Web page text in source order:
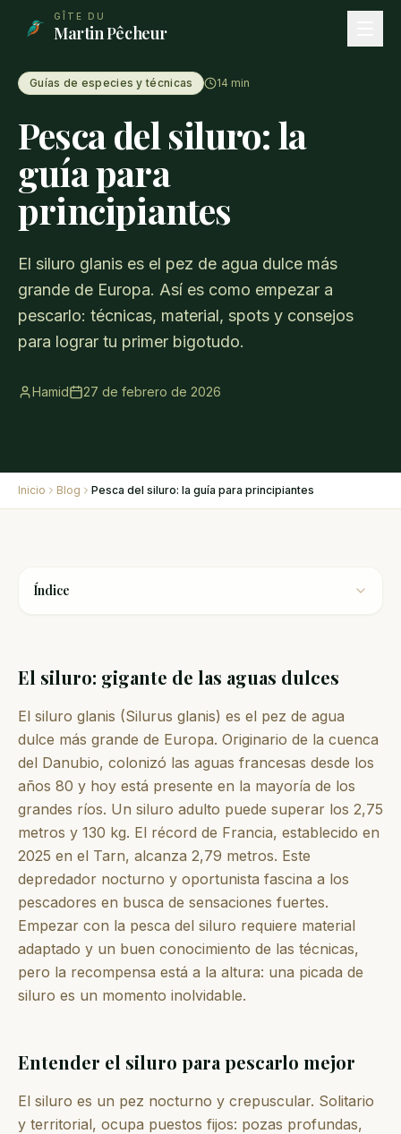
Aller au contenu principal
GÎTE DU
Martin Pêcheur
Guías de especies y técnicas 14 min
Pesca del siluro: la
guía para
principiantes
El siluro glanis es el pez de agua dulce más
grande de Europa. Así es como empezar a
pescarlo: técnicas, material, spots y consejos
para lograr tu primer bigotudo.
Hamid 27 de febrero de 2026
Inicio Blog Pesca del siluro: la guía para principiantes
Índice
El siluro: gigante de las aguas dulces
El siluro glanis (Silurus glanis) es el pez de agua
dulce más grande de Europa. Originario de la cuenca
del Danubio, colonizó las aguas francesas desde los
años 80 y hoy está presente en la mayoría de los
grandes ríos. Un siluro adulto puede superar los 2,75
metros y 130 kg. El récord de Francia, establecido en
2025 en el Tarn, alcanza 2,79 metros. Este
depredador nocturno y oportunista fascina a los
pescadores en busca de sensaciones fuertes.
Empezar con la pesca del siluro requiere material
adaptado y un buen conocimiento de las técnicas,
pero la recompensa está a la altura: una picada de
siluro es un momento inolvidable.
Entender el siluro para pescarlo mejor
El siluro es un pez nocturno y crepuscular. Solitario
y territorial, ocupa puestos fijos: pozas profundas,